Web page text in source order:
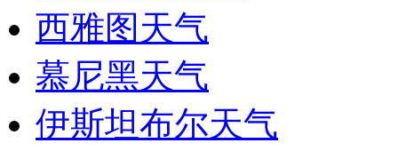
西雅图天气
慕尼黑天气
伊斯坦布尔天气